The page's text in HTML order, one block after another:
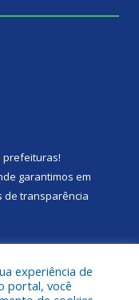
prefeituras!
garantimos em
de transparência
experiência de
portal, você